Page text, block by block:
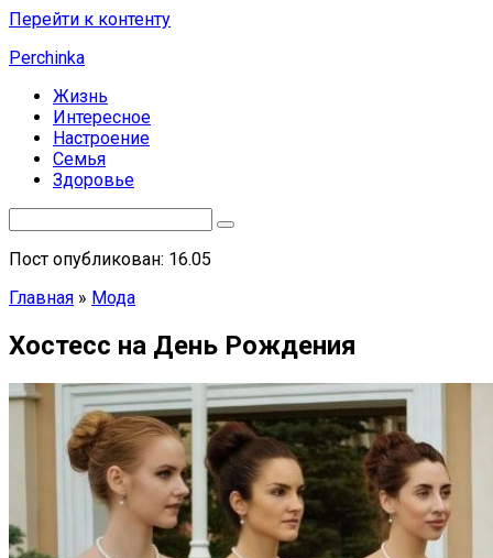
Перейти к контенту
Perchinka
Жизнь
Интересное
Настроение
Семья
Здоровье
Пост опубликован: 16.05
Главная » Мода
Хостесс на День Рождения